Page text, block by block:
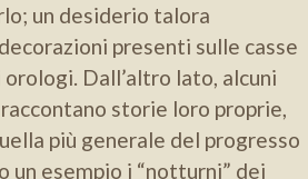
un desiderio talora
presenti sulle casse
Dall’altro lato, alcuni
storie loro proprie,
più generale del progresso
un esempio i “notturni” dei